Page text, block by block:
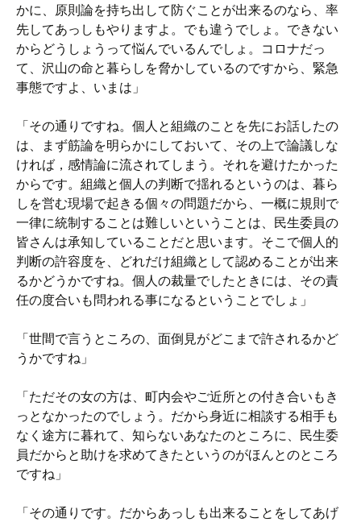
かに、原則論を持ち出して防ぐことが出来るのなら、率
先してあっしもやりますよ。でも違うでしょ。できない
からどうしょうって悩んでいるんでしょ。コロナだっ
て、沢山の命と暮らしを脅かしているのですから、緊急
事態ですよ、いまは」
「その通りですね。個人と組織のことを先にお話したの
は、まず筋論を明らかにしておいて、その上で論議しな
ければ，感情論に流されてしまう。それを避けたかった
からです。組織と個人の判断で揺れるというのは、暮ら
しを営む現場で起きる個々の問題だから、一概に規則で
一律に統制することは難しいということは、民生委員の
皆さんは承知していることだと思います。そこで個人的
判断の許容度を、どれだけ組織として認めることが出来
るかどうかですね。個人の裁量でしたときには、その責
任の度合いも問われる事になるということでしょ」
「世間で言うところの、面倒見がどこまで許されるかど
うかですね」
「ただその女の方は、町内会やご近所との付き合いもき
っとなかったのでしょう。だから身近に相談する相手も
なく途方に暮れて、知らないあなたのところに、民生委
員だからと助けを求めてきたというのがほんとのところ
ですね」
「その通りです。だからあっしも出来ることをしてあげ